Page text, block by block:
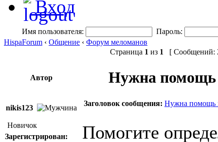
Вход
Имя пользователя:
Пароль:
HispaForum ‹ Общение ‹ Форум меломанов
Страница 1 из 1 [ Сообщений:
Автор Нужна помощь
nikis123
Заголовок сообщения: Нужна помощь
Новичок
Зарегистрирован:
Помогите